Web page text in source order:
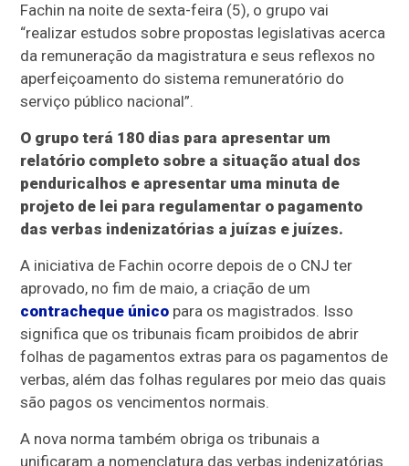
Fachin na noite de sexta-feira (5), o grupo vai
“realizar estudos sobre propostas legislativas acerca
da remuneração da magistratura e seus reflexos no
aperfeiçoamento do sistema remuneratório do
serviço público nacional”.
O grupo terá 180 dias para apresentar um
relatório completo sobre a situação atual dos
penduricalhos e apresentar uma minuta de
projeto de lei para regulamentar o pagamento
das verbas indenizatórias a juízas e juízes.
A iniciativa de Fachin ocorre depois de o CNJ ter
aprovado, no fim de maio, a criação de um
contracheque único para os magistrados. Isso
significa que os tribunais ficam proibidos de abrir
folhas de pagamentos extras para os pagamentos de
verbas, além das folhas regulares por meio das quais
são pagos os vencimentos normais.
A nova norma também obriga os tribunais a
unificaram a nomenclatura das verbas indenizatórias